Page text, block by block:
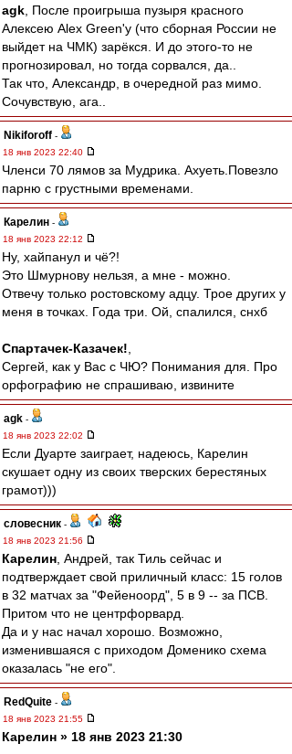
agk , После проигрыша пузыря красного
Алексею Alex Green'у (что сборная России не
выйдет на ЧМК) зарёкся. И до этого-то не
прогнозировал, но тогда сорвался, да..
Так что, Александр, в очередной раз мимо.
Сочувствую, ага..
Nikiforoff -
18 янв 2023 22:40
Членси 70 лямов за Мудрика. Ахуеть.Повезло
парню с грустными временами.
Карелин -
18 янв 2023 22:12
Ну, хайпанул и чё?!
Это Шмурнову нельзя, а мне - можно.
Отвечу только ростовскому адцу. Трое других у
меня в точках. Года три. Ой, спалился, снхб
Спартачек-Казачек!
Сергей, как у Вас с ЧЮ? Понимания для. Про
орфографию не спрашиваю, извините
agk -
18 янв 2023 22:02
Если Дуарте заиграет, надеюсь, Карелин
скушает одну из своих тверских берестяных
грамот)))
словесник -
18 янв 2023 21:56
Карелин , Андрей, так Тиль сейчас и
подтверждает свой приличный класс: 15 голов
в 32 матчах за "Фейеноорд", 5 в 9 -- за ПСВ.
Притом что не центрфорвард.
Да и у нас начал хорошо. Возможно,
изменившаяся с приходом Доменико схема
оказалась "не его".
RedQuite -
18 янв 2023 21:55
Карелин » 18 янв 2023 21:30